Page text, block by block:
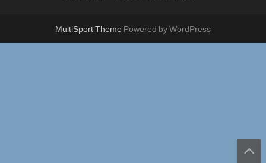
MultiSport Theme Powered by WordPress